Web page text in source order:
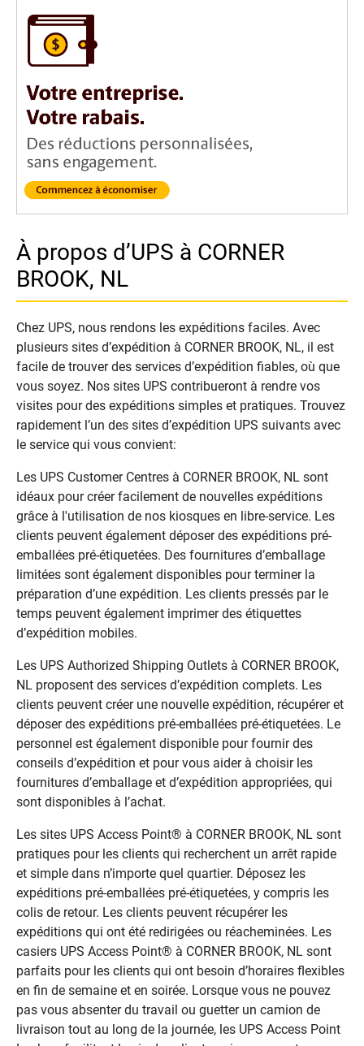
À propos d’UPS à CORNER
BROOK, NL
Chez UPS, nous rendons les expéditions faciles. Avec
plusieurs sites d’expédition à CORNER BROOK, NL, il est
facile de trouver des services d’expédition fiables, où que
vous soyez. Nos sites UPS contribueront à rendre vos
visites pour des expéditions simples et pratiques. Trouvez
rapidement l’un des sites d’expédition UPS suivants avec
le service qui vous convient:
Les UPS Customer Centres à CORNER BROOK, NL sont
idéaux pour créer facilement de nouvelles expéditions
grâce à l'utilisation de nos kiosques en libre-service. Les
clients peuvent également déposer des expéditions pré-
emballées pré-étiquetées. Des fournitures d’emballage
limitées sont également disponibles pour terminer la
préparation d’une expédition. Les clients pressés par le
temps peuvent également imprimer des étiquettes
d’expédition mobiles.
Les UPS Authorized Shipping Outlets à CORNER BROOK,
NL proposent des services d’expédition complets. Les
clients peuvent créer une nouvelle expédition, récupérer et
déposer des expéditions pré-emballées pré-étiquetées. Le
personnel est également disponible pour fournir des
conseils d’expédition et pour vous aider à choisir les
fournitures d’emballage et d’expédition appropriées, qui
sont disponibles à l’achat.
Les sites UPS Access Point® à CORNER BROOK, NL sont
pratiques pour les clients qui recherchent un arrêt rapide
et simple dans n’importe quel quartier. Déposez les
expéditions pré-emballées pré-étiquetées, y compris les
colis de retour. Les clients peuvent récupérer les
expéditions qui ont été redirigées ou réacheminées. Les
casiers UPS Access Point® à CORNER BROOK, NL sont
parfaits pour les clients qui ont besoin d’horaires flexibles
en fin de semaine et en soirée. Lorsque vous ne pouvez
pas vous absenter du travail ou guetter un camion de
livraison tout au long de la journée, les UPS Access Point